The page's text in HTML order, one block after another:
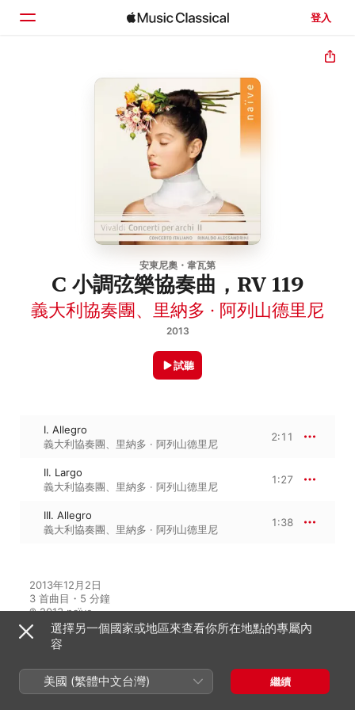
登入
安東尼奧・韋瓦第
C 小調弦樂協奏曲，RV 119
義大利協奏團、 里納多 · 阿列山德里尼
2013
試聽
I. Allegro
義大利協奏團
里納多 · 阿列山德里尼
2:11
II. Largo
義大利協奏團
里納多 · 阿列山德里尼
1:27
III. Allegro
義大利協奏團
里納多 · 阿列山德里尼
1:38
2013年12月2日
3 首曲目・5 分鐘
℗ 2013 naïve
來自專輯
選擇另一個國家或地區來查看你所在地點的專屬內
容
美國 (繁體中文台灣) 繼續